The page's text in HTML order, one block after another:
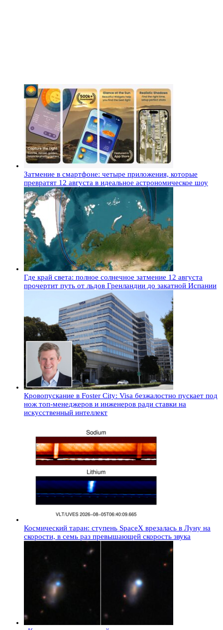
Затмение в смартфоне: четыре приложения, которые
превратят 12 августа в идеальное астрономическое шоу
Где край света: полное солнечное затмение 12 августа
прочертит путь от льдов Гренландии до закатной Испании
Кровопускание в Foster City: Visa безжалостно пускает под
нож топ-менеджеров и инженеров ради ставки на
искусственный интеллект
Космический таран: ступень SpaceX врезалась в Луну на
скорости, в семь раз превышающей скорость звука